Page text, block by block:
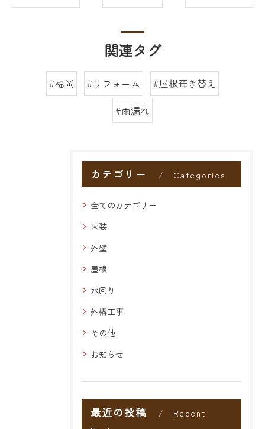
関連タグ
#福岡 #リフォーム
#屋根葺き替え
#雨漏れ
カテゴリー Categories
全てのカテゴリー
内装
外壁
屋根
水回り
外構工事
その他
お知らせ
最近の投稿
Recent